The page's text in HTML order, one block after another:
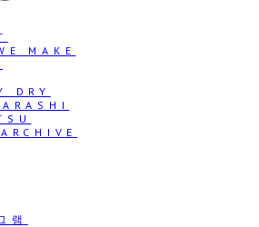
MAKE
DRY
램